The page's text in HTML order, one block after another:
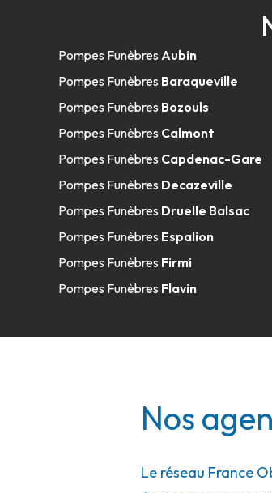
Pompes Funèbres Aubin
Pompes Funèbres Baraqueville
Pompes Funèbres Bozouls
Pompes Funèbres Calmont
Pompes Funèbres Capdenac-Gare
Pompes Funèbres Decazeville
Pompes Funèbres Druelle Balsac
Pompes Funèbres Espalion
Pompes Funèbres Firmi
Pompes Funèbres Flavin
Nos
Le réseau France